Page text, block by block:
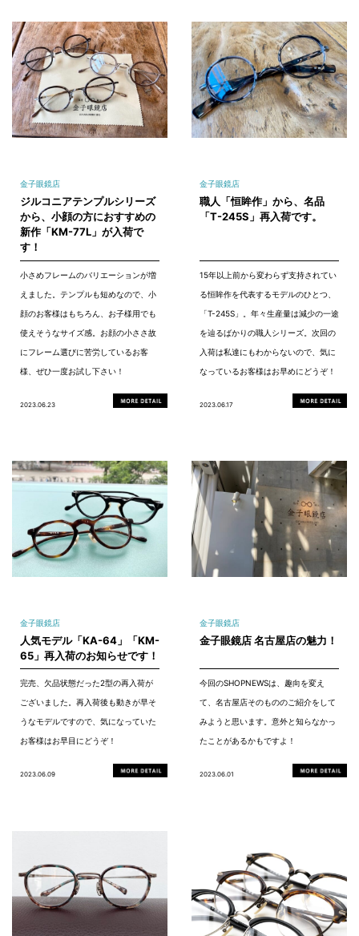
金子眼鏡店
ジルコニアテンプルシリーズ
から、小顔の方におすすめの
新作「KM-77L」が入荷で
す！
小さめフレームのバリエーションが増
えました。テンプルも短めなので、小
顔のお客様はもちろん、お子様用でも
使えそうなサイズ感。お顔の小ささ故
にフレーム選びに苦労しているお客
様、ぜひ一度お試し下さい！
2023.06.23
金子眼鏡店
職人「恒眸作」から、名品
「T-245S」再入荷です。
15年以上前から変わらず支持されてい
る恒眸作を代表するモデルのひとつ、
「T-245S」。年々生産量は減少の一途
を辿るばかりの職人シリーズ。次回の
入荷は私達にもわからないので、気に
なっているお客様はお早めにどうぞ！
2023.06.17
金子眼鏡店
人気モデル「KA-64」「KM-
65」再入荷のお知らせです！
完売、欠品状態だった2型の再入荷が
ございました。再入荷後も動きが早そ
うなモデルですので、気になっていた
お客様はお早目にどうぞ！
2023.06.09
金子眼鏡店
金子眼鏡店 名古屋店の魅力！
今回のSHOPNEWSは、趣向を変え
て、名古屋店そのもののご紹介をして
みようと思います。意外と知らなかっ
たことがあるかもですよ！
2023.06.01